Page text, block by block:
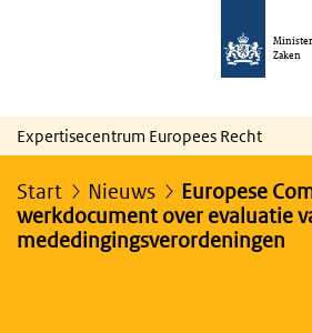
Zaken
Expertisecentrum Europees Recht
Start Nieuws
Europese
werkdocument over evaluatie
mededingingsverordeningen